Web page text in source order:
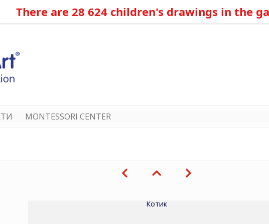
There are 28 624 children's drawings in the
MONTESSORI CENTER
Котик